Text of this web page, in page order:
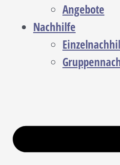
Angebote
Nachhilfe